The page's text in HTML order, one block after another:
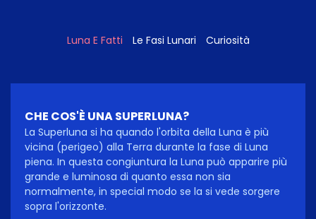
Luna E Fatti Le Fasi Lunari Curiosità
CHE COS'È UNA SUPERLUNA?
La Superluna si ha quando l'orbita della Luna è più
vicina (perigeo) alla Terra durante la fase di Luna
piena. In questa congiuntura la Luna può apparire più
grande e luminosa di quanto essa non sia
normalmente, in special modo se la si vede sorgere
sopra l'orizzonte.